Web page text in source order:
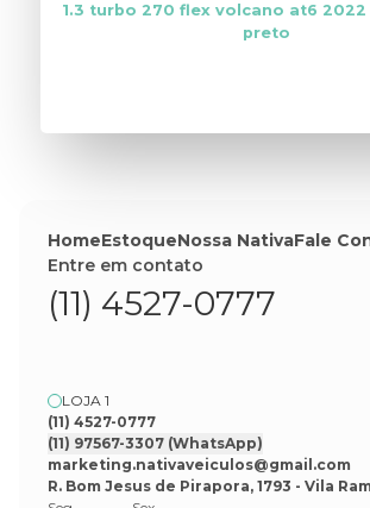
1.3 turbo 270 flex volcano at6
preto
HomeEstoqueNossa NativaFale
Entre em contato
(11) 4527-0777
LOJA 1
(11) 4527-0777
(11) 97567-3307 (WhatsApp)
marketing.nativaveiculos@gmail.com
R. Bom Jesus de Pirapora, 1793 - Vila